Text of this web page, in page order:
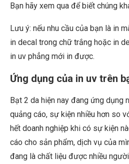
Bạn hãy xem qua để biết chúng
Lưu ý: nếu nhu cầu của bạn là in
in decal trong chữ trắng hoặc in
in uv phẳng mới in được.
Ứng dụng của in uv trên
Bạt 2 da hiện nay đang ứng dụng
quảng cáo, sự kiện nhiều hơn so
hết doanh nghiệp khi có sự kiện
cáo cho sản phẩm, dịch vụ của
đang là chất liệu được nhiều